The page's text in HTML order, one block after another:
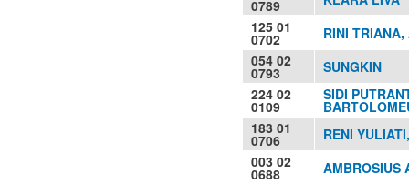
0789
125 01
0702
RINI
054 02
0793
SUNGKIN
224 02
0109
SIDI
183 01
0706
RENI
003 02
0688
AMBROSIUS